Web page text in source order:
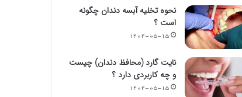
نحوه تخلیه آبسه دندان چگونه
است ؟
۱۴۰۴-۰۵-۱۵
نایت گارد (محافظ دندان) چیست
و چه کاربردی دارد ؟
۱۴۰۴-۰۵-۱۵